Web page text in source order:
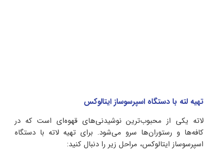
تهیه لته با دستگاه اسپرسوساز ایتالوکس
لاته یکی از محبوب‌ترین نوشیدنی‌های قهوه‌ای است که در
کافه‌ها و رستوران‌ها سرو می‌شود. برای تهیه لاته با دستگاه
اسپرسوساز ایتالوکس، مراحل زیر را دنبال کنید: